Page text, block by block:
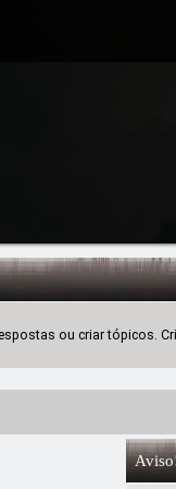
ou criar tópicos.